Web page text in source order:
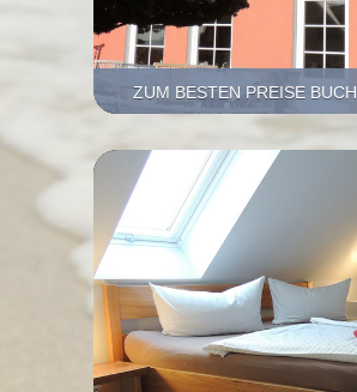
ZUM BESTEN PREISE